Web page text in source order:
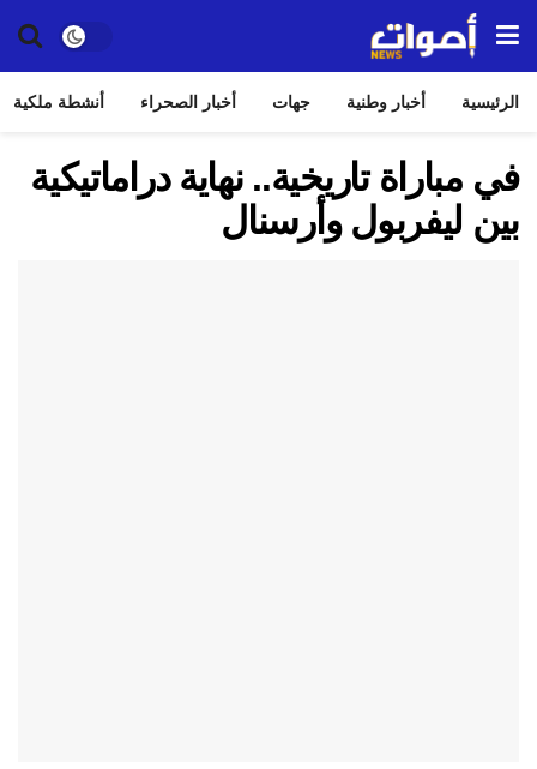
الرئيسية أخبار وطنية جهات أخبار الصحراء أنشطة ملكية
في مباراة تاريخية.. نهاية دراماتيكية
بين ليفربول وأرسنال